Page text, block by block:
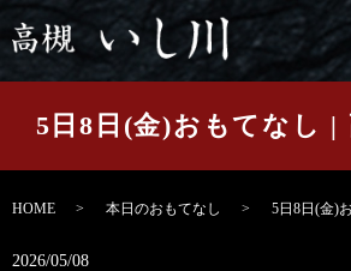
5日8日(金)おもてなし |
HOME 本日のおもてなし 5日8日(金)
2026/05/08